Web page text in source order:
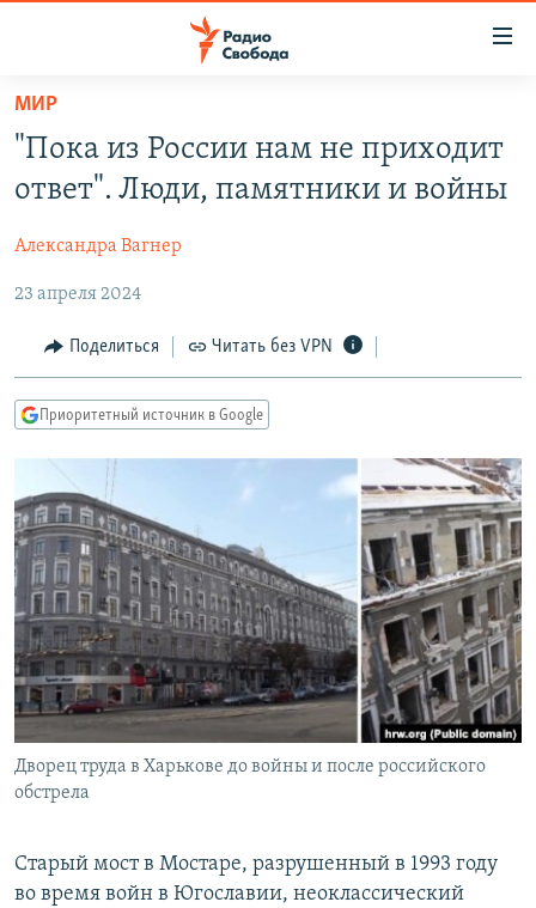
упрощенного
доступа
Вернуться
основному
Вернутся
главной
навигации
Вернутся
ПРОГРАММЫ
ПОДКАСТЫ
ЦИТАТЫ СВОБОДЫ
МНЕНИЯ
КУЛЬТУРА
IDEL.РЕАЛИИ
КАВКАЗ.РЕАЛИИ
СЕВЕР.РЕАЛИИ
СИБИРЬ.РЕАЛИИ
РАСПИСАНИЕ ВЕЩАНИЯ
ПОДПИШИТЕСЬ НА РАССЫЛКУ
СОЦИАЛЬНЫЕ СЕТИ
МИР
"Пока из России нам не приходит
ответ". Люди, памятники и войны
Александра Вагнер
23 апреля 2024
Поделиться Читать без VPN
Приоритетный источник в Google
Дворец труда в Харькове до войны и после российского
обстрела
Старый мост в Мостаре, разрушенный в 1993 году
во время войн в Югославии, неоклассический